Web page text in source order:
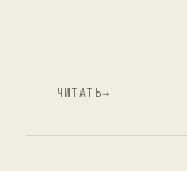
ЧИТАТЬ→